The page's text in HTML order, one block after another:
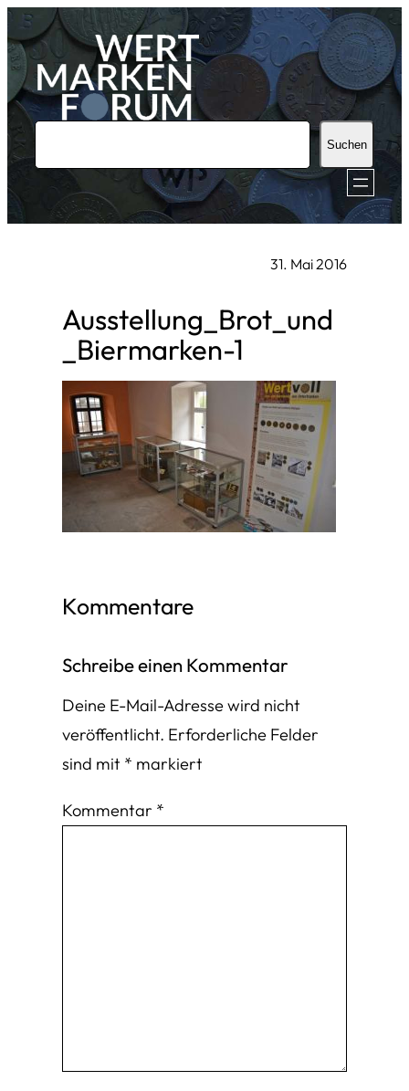
Zum
Inhalt
springen
u
h
Suchen
31. Mai 2016
Ausstellung_Brot_und
_Biermarken-1
Kommentare
Schreibe einen Kommentar
Deine E-Mail-Adresse wird nicht
veröffentlicht. Erforderliche Felder
sind mit * markiert
Kommentar *